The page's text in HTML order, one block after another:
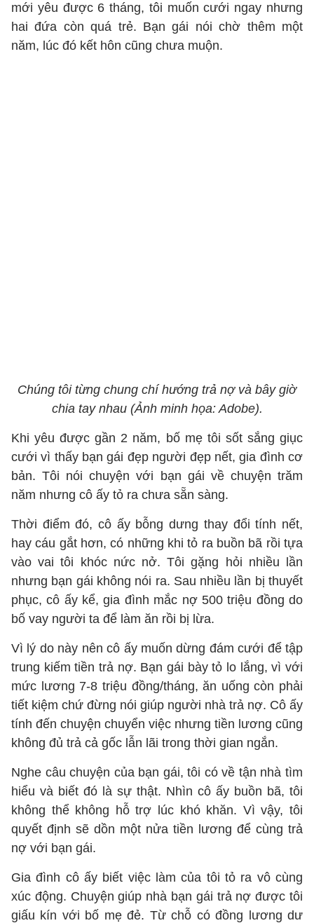
mới yêu được 6 tháng, tôi muốn cưới ngay nhưng
hai đứa còn quá trẻ. Bạn gái nói chờ thêm một
năm, lúc đó kết hôn cũng chưa muộn.
Chúng tôi từng chung chí hướng trả nợ và bây giờ
chia tay nhau (Ảnh minh họa: Adobe).
Khi yêu được gần 2 năm, bố mẹ tôi sốt sắng giục
cưới vì thấy bạn gái đẹp người đẹp nết, gia đình cơ
bản. Tôi nói chuyện với bạn gái về chuyện trăm
năm nhưng cô ấy tỏ ra chưa sẵn sàng.
Thời điểm đó, cô ấy bỗng dưng thay đổi tính nết,
hay cáu gắt hơn, có những khi tỏ ra buồn bã rồi tựa
vào vai tôi khóc nức nở. Tôi gặng hỏi nhiều lần
nhưng bạn gái không nói ra. Sau nhiều lần bị thuyết
phục, cô ấy kể, gia đình mắc nợ 500 triệu đồng do
bố vay người ta để làm ăn rồi bị lừa.
Vì lý do này nên cô ấy muốn dừng đám cưới để tập
trung kiếm tiền trả nợ. Bạn gái bày tỏ lo lắng, vì với
mức lương 7-8 triệu đồng/tháng, ăn uống còn phải
tiết kiệm chứ đừng nói giúp người nhà trả nợ. Cô ấy
tính đến chuyện chuyển việc nhưng tiền lương cũng
không đủ trả cả gốc lẫn lãi trong thời gian ngắn.
Nghe câu chuyện của bạn gái, tôi có về tận nhà tìm
hiểu và biết đó là sự thật. Nhìn cô ấy buồn bã, tôi
không thể không hỗ trợ lúc khó khăn. Vì vậy, tôi
quyết định sẽ dồn một nửa tiền lương để cùng trả
nợ với bạn gái.
Gia đình cô ấy biết việc làm của tôi tỏ ra vô cùng
xúc động. Chuyện giúp nhà bạn gái trả nợ được tôi
giấu kín với bố mẹ đẻ. Từ chỗ có đồng lương dư